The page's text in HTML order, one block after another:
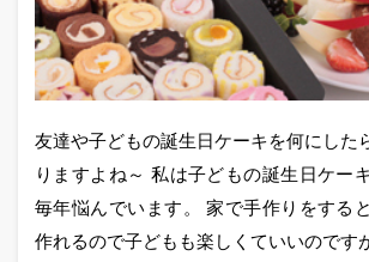
友達や子どもの誕生日ケーキを何にした
りますよね～ 私は子どもの誕生日ケー
毎年悩んでいます。 家で手作りをする
作れるので子どもも楽しくていいのです